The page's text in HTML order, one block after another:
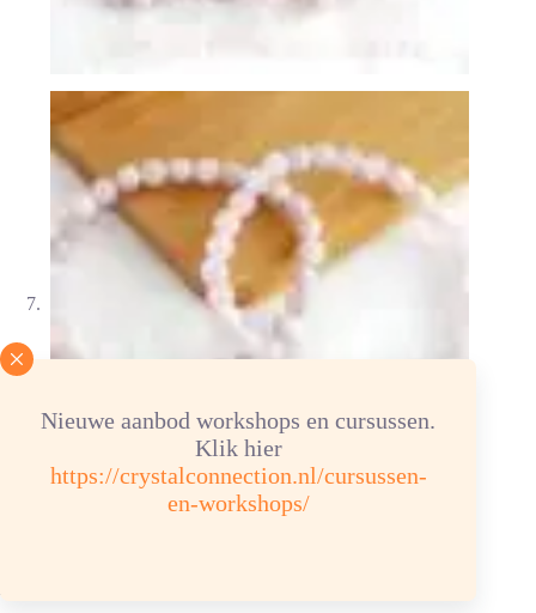
Nieuwe aanbod workshops en cursussen.
Klik hier
https://crystalconnection.nl/cursussen-
en-workshops/